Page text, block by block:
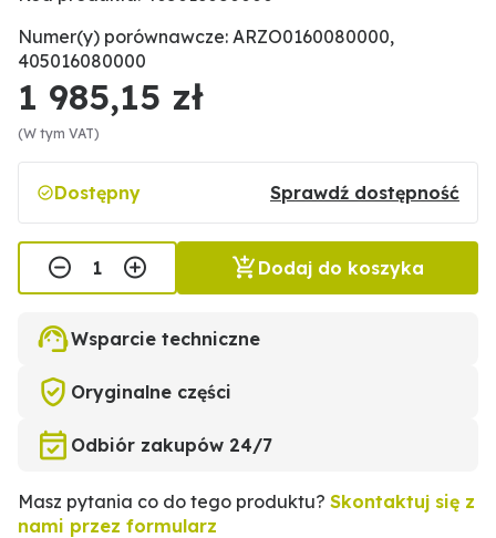
Numer(y) porównawcze: ARZO0160080000,
405016080000
1 985,15 zł
(W tym VAT)
Dostępny Sprawdź dostępność
Dodaj do koszyka
Wsparcie techniczne
Oryginalne części
Odbiór zakupów 24/7
Masz pytania co do tego produktu? Skontaktuj się z
nami przez formularz